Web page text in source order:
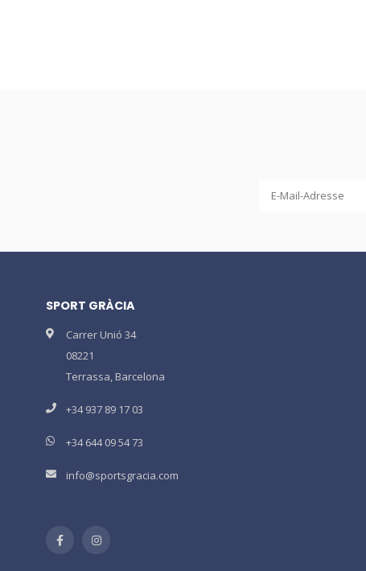
SPORT GRÀCIA
Carrer Unió 34
08221
Terrassa, Barcelona
+34 937 89 17 03
+34 644 09 54 73
info@sportsgracia.com